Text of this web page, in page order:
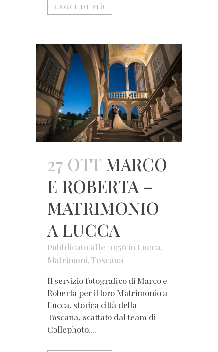
LEGGI DI PIÙ
27 OTT MARCO
E ROBERTA –
MATRIMONIO
A LUCCA
Pubblicato alle 10:56 in Lucca,
Matrimoni, Toscana
Il servizio fotografico di Marco e
Roberta per il loro Matrimonio a
Lucca, storica città della
Toscana, scattato dal team di
Collephoto....